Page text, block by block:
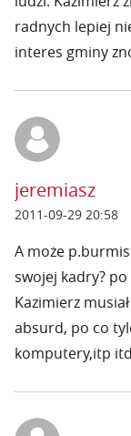
radnych lepiej
interes gminy
jeremiasz
2011-09-29 20:58
A może
swojej kadry?
Kazimierz
absurd, po co
komputery,itp